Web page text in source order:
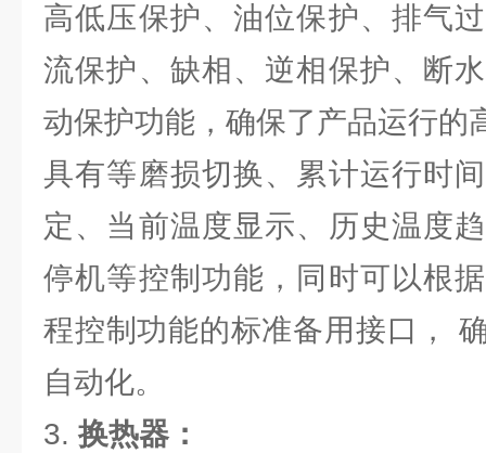
高低压保护、油位保护、排气
流保护、缺相、逆相保护、断
动保护功能，确保了产品运行的
具有等磨损切换、累计运行时
定、当前温度显示、历史温度
停机等控制功能，同时可以根
程控制功能的标准备用接口，
自动化。
3. 换热器：